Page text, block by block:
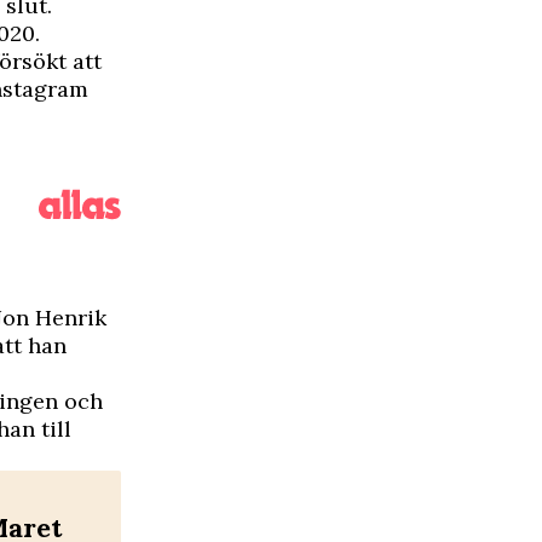
att
Henrik
han
och
till